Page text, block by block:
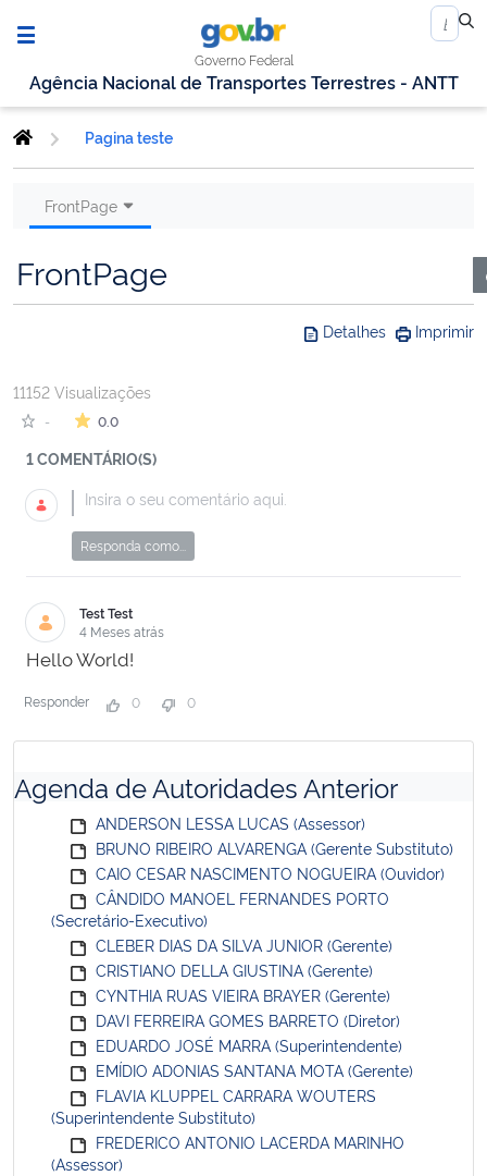
Governo Federal
Agência Nacional de Transportes Terrestres - ANTT
Pagina teste
FrontPage
FrontPage
Detalhes Imprimir
11152 Visualizações
- 0.0A média da avaliação é de 0.0 estrelas de 5.
1 COMENTÁRIO(S)
Responda como...
Test Test
4 Meses atrás
Hello World!
Responder 0 0
Agenda de Autoridades Anterior
ANDERSON LESSA LUCAS (Assessor)
BRUNO RIBEIRO ALVARENGA (Gerente Substituto)
CAIO CESAR NASCIMENTO NOGUEIRA (Ouvidor)
CÂNDIDO MANOEL FERNANDES PORTO
(Secretário-Executivo)
CLEBER DIAS DA SILVA JUNIOR (Gerente)
CRISTIANO DELLA GIUSTINA (Gerente)
CYNTHIA RUAS VIEIRA BRAYER (Gerente)
DAVI FERREIRA GOMES BARRETO (Diretor)
EDUARDO JOSÉ MARRA (Superintendente)
EMÍDIO ADONIAS SANTANA MOTA (Gerente)
FLAVIA KLUPPEL CARRARA WOUTERS
(Superintendente Substituto)
FREDERICO ANTONIO LACERDA MARINHO
(Assessor)